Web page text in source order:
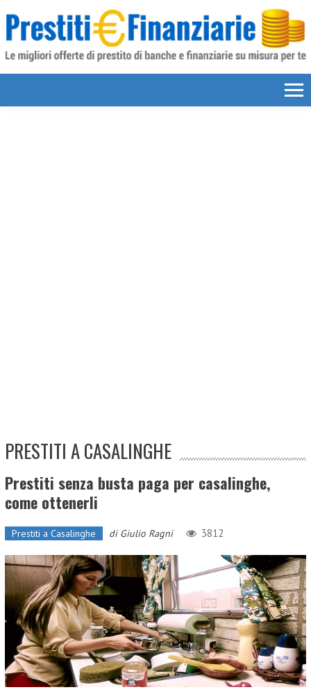
PRESTITI A CASALINGHE
Prestiti senza busta paga per casalinghe,
come ottenerli
Prestiti a Casalinghe di Giulio Ragni 3812